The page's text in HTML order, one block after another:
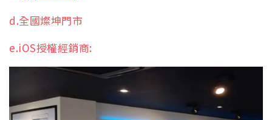
d.全國燦坤門市
e.iOS授權經銷商: